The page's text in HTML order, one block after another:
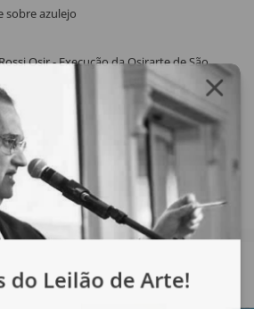
sobre azulejo
Osir - Execução da Osirarte de São
do Leilão de Arte!